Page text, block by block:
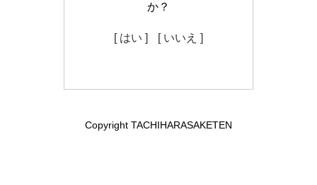
か？
[ はい ] [ いいえ ]
Copyright TACHIHARASAKETEN